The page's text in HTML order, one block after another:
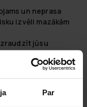
Par
un neprasa
izvēli mazākām
jūsu
nodrošinot